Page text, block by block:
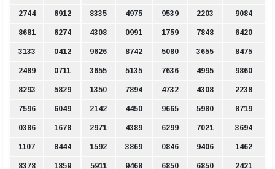
2744 6912 8335 4975 9539 2203 9084
8681 6274 4308 0991 1759 7848 6420
3133 0412 9626 8742 5080 3655 8475
2489 0711 3655 5135 7636 4995 9860
8293 5829 1350 7894 4732 4308 2238
7596 6049 2142 4450 9665 5980 8719
0386 1678 2971 4389 6299 7021 3694
1107 8444 1592 3869 0846 9406 1462
8378 1859 5911 9468 6850 6850 2421